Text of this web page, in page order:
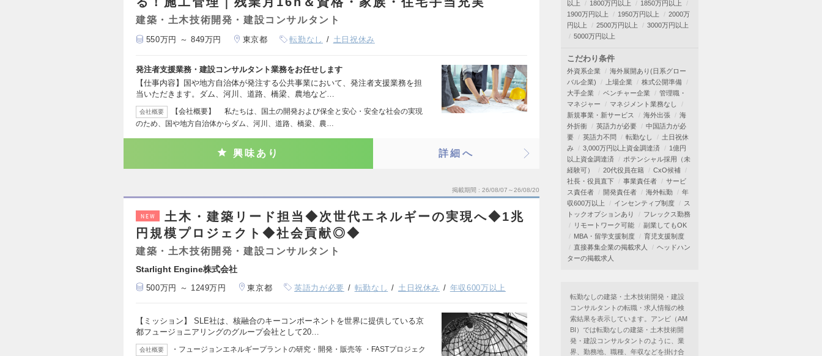
建築・土木技術開発・建設コンサルタント
550万円 ～ 849万円 東京都 転勤なし 土日祝休み
発注者支援業務・建設コンサルタント業務をお任せします
【仕事内容】国や地方自治体が発注する公共事業において、発注者支援業務を担
当いただきます。ダム、河川、道路、橋梁、農地など…
会社概要
【会社概要】 私たちは、国土の開発および保全と安心・安全な社会の実現
のため、国や地方自治体からダム、河川、道路、橋梁、農…
興味あり 詳細へ
掲載期間 26/08/07～26/08/20
NEW
土木・建築リード担当◆次世代エネルギーの実現へ◆1兆
円規模プロジェクト◆社会貢献◎◆
建築・土木技術開発・建設コンサルタント
Starlight Engine株式会社
500万円 ～ 1249万円 東京都 英語力が必要 転勤なし 土日祝休み 年収600万以上
【ミッション】 SLE社は、核融合のキーコンポーネントを世界に提供している京
都フュージョニアリングのグループ会社として20…
会社概要
・フュージョンエネルギープラントの研究・開発・販売等 ・FASTプロジェク
以上
1800万円以上
1850万円以上
1900万円以上
1950万円以上
2000万
円以上
2500万円以上
3000万円以上
5000万円以上
こだわり条件
外資系企業
海外展開あり(日系グロー
バル企業)
上場企業
株式公開準備
大手企業
ベンチャー企業
管理職・
マネジャー
マネジメント業務なし
新規事業・新サービス
海外出張
海
外折衝
英語力が必要
中国語力が必
要
英語力不問 転勤なし
土日祝休
み
3,000万円以上資金調達済
1億円
以上資金調達済
ポテンシャル採用（未
経験可）
20代役員在籍
CxO候補
社長・役員直下
事業責任者
サービ
ス責任者
開発責任者 海外転勤
年
収600万以上
インセンティブ制度
ス
トックオプションあり
フレックス勤務
リモートワーク可能
副業してもOK
MBA・留学支援制度
育児支援制度
直接募集企業の掲載求人
ヘッドハン
ターの掲載求人
転勤なしの建築・土木技術開発・建設
コンサルタントの転職・求人情報の検
索結果を表示しています。アンビ（AM
BI）では転勤なしの建築・土木技術開
発・建設コンサルタントのように、業
界、勤務地、職種、年収などを掛け合